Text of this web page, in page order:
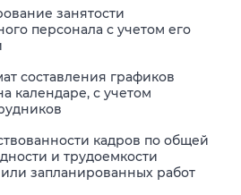
занятости
персонала с учетом его
составления графиков
календаре, с учетом
кадров по общей
и трудоемкости
запланированных работ